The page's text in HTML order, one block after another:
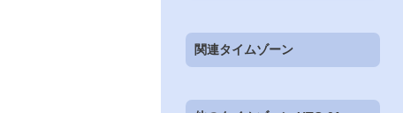
関連タイムゾーン